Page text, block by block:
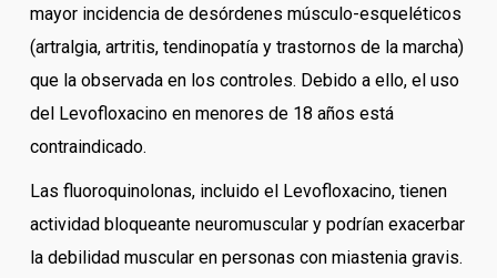
mayor incidencia de desórdenes músculo-esqueléticos
(artralgia, artritis, tendinopatía y trastornos de la marcha)
que la observada en los controles. Debido a ello, el uso
del Levofloxacino en menores de 18 años está
contraindicado.
Las fluoroquinolonas, incluido el Levofloxacino, tienen
actividad bloqueante neuromuscular y podrían exacerbar
la debilidad muscular en personas con miastenia gravis.